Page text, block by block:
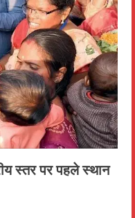
स्तर पर पहले स्थान